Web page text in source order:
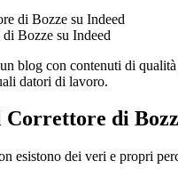
Bozze su Indeed
blog con contenuti di
datori di lavoro.
di
esistono dei veri e propri